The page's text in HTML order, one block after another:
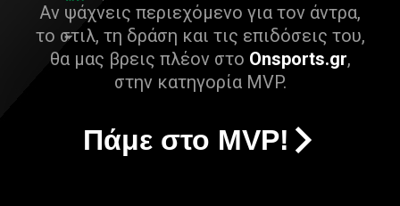
Αν ψάχνεις περιεχόμενο για τον άντρα,
το στιλ, τη δράση και τις επιδόσεις του,
θα μας βρεις πλέον στο Onsports.gr,
στην κατηγορία MVP.
Πάμε στο MVP!